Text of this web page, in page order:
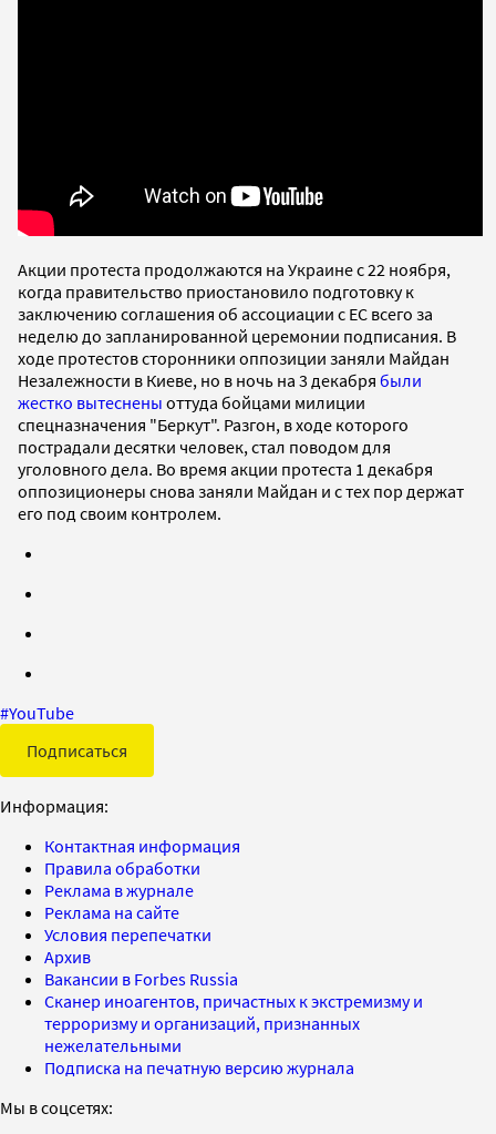
Акции протеста продолжаются на Украине с 22 ноября,
когда правительство приостановило подготовку к
заключению соглашения об ассоциации с ЕС всего за
неделю до запланированной церемонии подписания. В
ходе протестов сторонники оппозиции заняли Майдан
Незалежности в Киеве, но в ночь на 3 декабря были
жестко вытеснены оттуда бойцами милиции
спецназначения "Беркут". Разгон, в ходе которого
пострадали десятки человек, стал поводом для
уголовного дела. Во время акции протеста 1 декабря
оппозиционеры снова заняли Майдан и с тех пор держат
его под своим контролем.
#YouTube
Подписаться
Информация:
Контактная информация
Правила обработки
Реклама в журнале
Реклама на сайте
Условия перепечатки
Архив
Вакансии в Forbes Russia
Сканер иноагентов, причастных к экстремизму и
терроризму и организаций, признанных
нежелательными
Подписка на печатную версию журнала
Мы в соцсетях: